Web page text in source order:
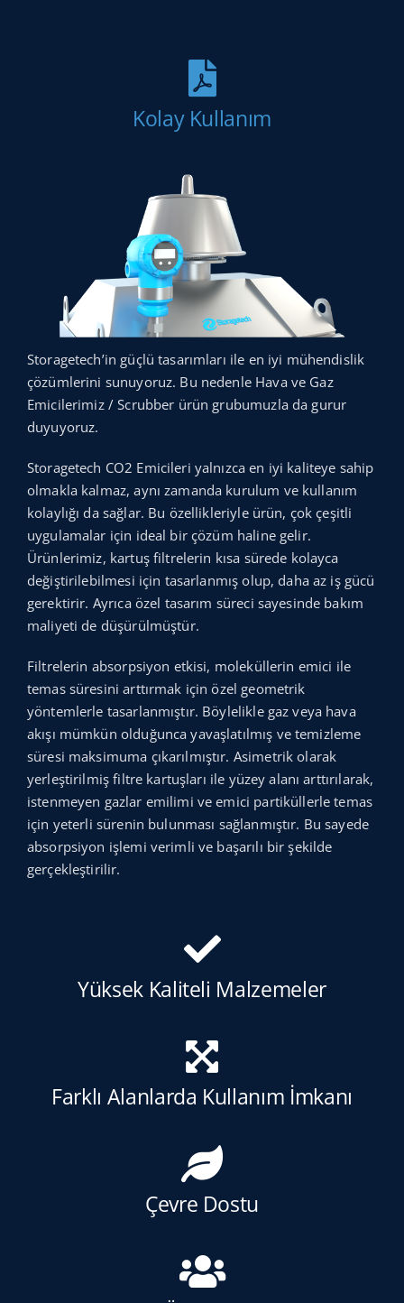
Kolay Kullanım
Storagetech’in güçlü tasarımları ile en iyi mühendislik
çözümlerini sunuyoruz. Bu nedenle Hava ve Gaz
Emicilerimiz / Scrubber ürün grubumuzla da gurur
duyuyoruz.
Storagetech CO2 Emicileri yalnızca en iyi kaliteye sahip
olmakla kalmaz, aynı zamanda kurulum ve kullanım
kolaylığı da sağlar. Bu özellikleriyle ürün, çok çeşitli
uygulamalar için ideal bir çözüm haline gelir.
Ürünlerimiz, kartuş filtrelerin kısa sürede kolayca
değiştirilebilmesi için tasarlanmış olup, daha az iş gücü
gerektirir. Ayrıca özel tasarım süreci sayesinde bakım
maliyeti de düşürülmüştür.
Filtrelerin absorpsiyon etkisi, moleküllerin emici ile
temas süresini arttırmak için özel geometrik
yöntemlerle tasarlanmıştır. Böylelikle gaz veya hava
akışı mümkün olduğunca yavaşlatılmış ve temizleme
süresi maksimuma çıkarılmıştır. Asimetrik olarak
yerleştirilmiş filtre kartuşları ile yüzey alanı arttırılarak,
istenmeyen gazlar emilimi ve emici partiküllerle temas
için yeterli sürenin bulunması sağlanmıştır. Bu sayede
absorpsiyon işlemi verimli ve başarılı bir şekilde
gerçekleştirilir.
Yüksek Kaliteli Malzemeler
Farklı Alanlarda Kullanım İmkanı
Çevre Dostu